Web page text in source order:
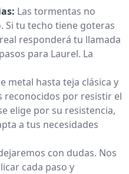
Las tormentas no
Si tu techo tiene goteras
responderá tu llamada
para Laurel. La
metal hasta teja clásica y
reconocidos por resistir el
elige por su resistencia,
a tus necesidades
con dudas. Nos
cada paso y